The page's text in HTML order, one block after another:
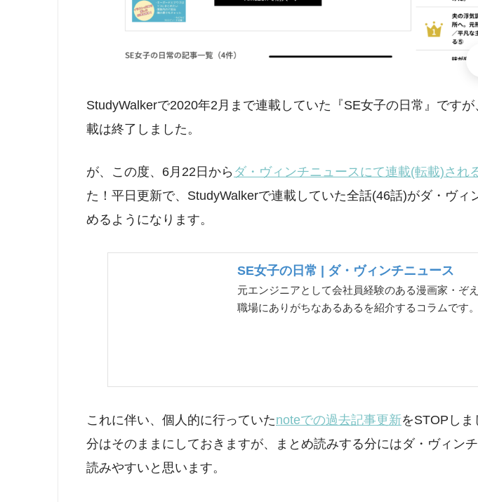
StudyWalkerで2020年2月まで連載していた『SE女子の日常』です
載は終了しました。
が、この度、6月22日から ダ・ヴィンチニュースにて連載(転載)され
た！平日更新で、StudyWalkerで連載していた全話(46話)がダ・ヴィ
めるようになります。
SE女子の日常 | ダ・ヴィンチニュース
元エンジニアとして会社員経験のある漫画家・ぞ
職場にありがちなあるあるを紹介するコラムです。
これに伴い、個人的に行っていたnoteでの過去記事更新をSTOPしま
分はそのままにしておきますが、まとめ読みする分にはダ・ヴィン
読みやすいと思います。